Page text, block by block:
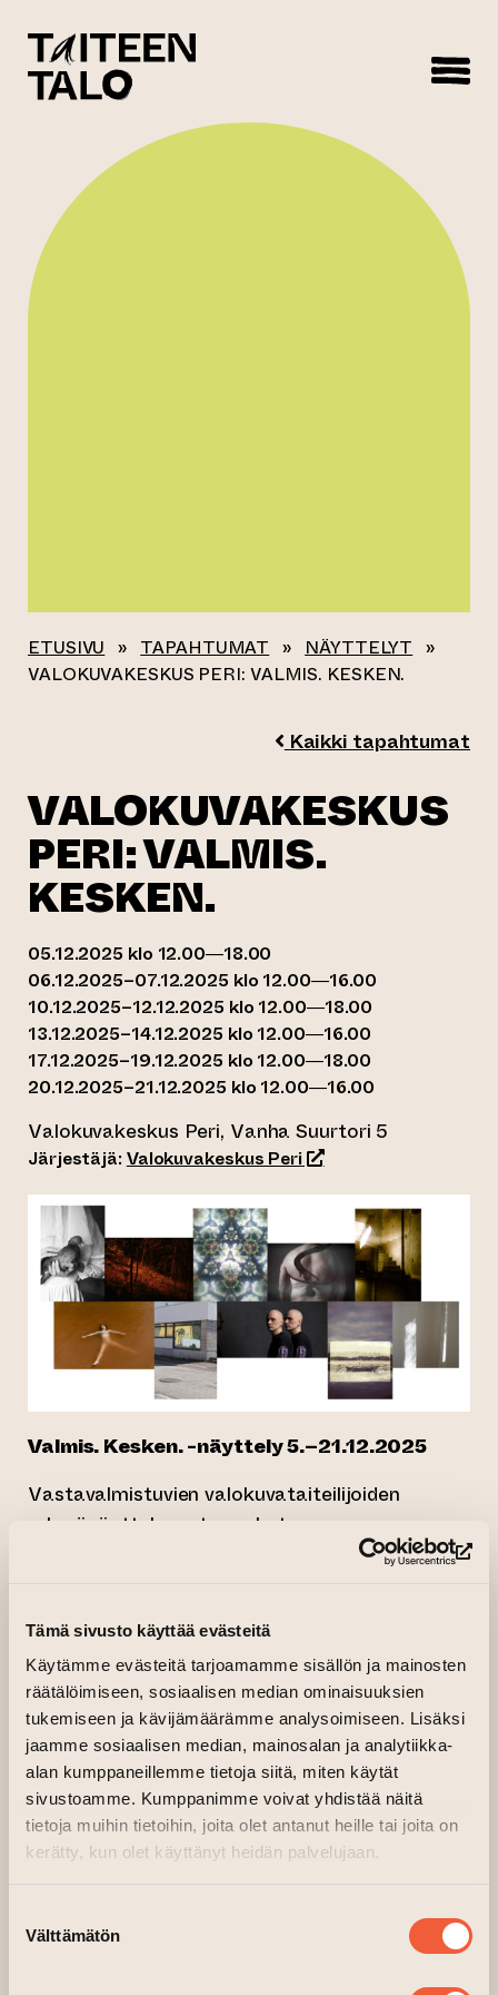
Tämä sivusto käyttää evästeitä
Käytämme evästeitä tarjoamamme sisällön ja mainosten
räätälöimiseen, sosiaalisen median ominaisuuksien
tukemiseen ja kävijämäärämme analysoimiseen. Lisäksi
jaamme sosiaalisen median, mainosalan ja analytiikka-
alan kumppaneillemme tietoja siitä, miten käytät
sivustoamme. Kumppanimme voivat yhdistää näitä
tietoja muihin tietoihin, joita olet antanut heille tai joita on
kerätty, kun olet käyttänyt heidän palvelujaan.
valinta
Välttämätön
ETUSIVU » TAPAHTUMAT » NÄYTTELYT »
VALOKUVAKESKUS PERI: VALMIS. KESKEN.
Kaikki tapahtumat
VALOKUVAKESKUS
PERI: VALMIS.
KESKEN.
05.12.2025 klo 12.00—18.00
06.12.2025–07.12.2025 klo 12.00—16.00
10.12.2025–12.12.2025 klo 12.00—18.00
13.12.2025–14.12.2025 klo 12.00—16.00
17.12.2025–19.12.2025 klo 12.00—18.00
20.12.2025–21.12.2025 klo 12.00—16.00
Valokuvakeskus Peri, Vanha Suurtori 5
Järjestäjä: Valokuvakeskus Peri(siirtyy toiseen
Valmis. Kesken. -näyttely5.–21.12.2025
Vastavalmistuvien valokuvataiteilijoiden
ryhmänäyttely on tuore katsaus
nykyvalokuvan olemukseen ja mahdollisuuksiin.
Valokuvataiteen YAMK -koulutusohjelmasta
valmistuvien ryhmänäyttelyValmis.Kesken.
yhdistelee valokuvan perinteisiä ja kokeellisia
ilmaisutapoja. Mukana olevat taiteilijat
tarkastelevat valokuvan olemusta ja
mahdollisuuksia tuoreesti tässä ajassa.
Taiteilijat käsittelevät muun muassa
identiteetin rakentumista, vieraslajeja,
valokuvan luomisen ja havaitsemisen maagista
luonnetta, virheiden ja sattuman merkitystä,
henkilökohtaista sukuhistoriaa, luonnon ja
ihmisen kohtaamista, elämän ja tuonpuoleisen